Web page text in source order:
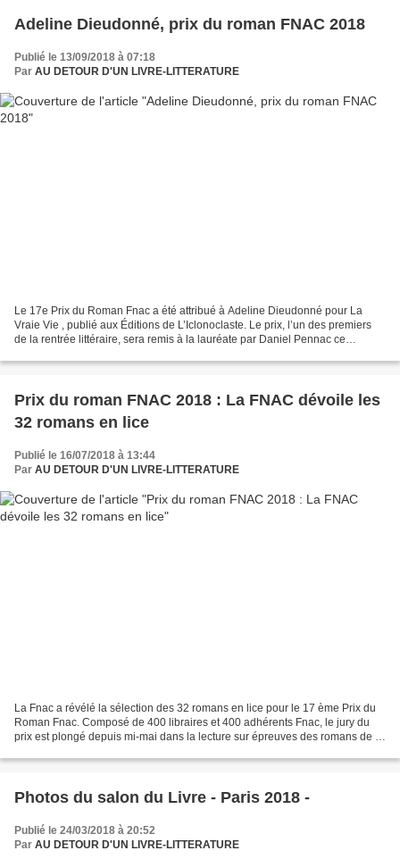
Adeline Dieudonné, prix du roman FNAC 2018
Publié le 13/09/2018 à 07:18
Par AU DETOUR D'UN LIVRE-LITTERATURE
Le 17e Prix du Roman Fnac a été attribué à Adeline Dieudonné pour La
Vraie Vie , publié aux Éditions de L’Iclonoclaste. Le prix, l’un des premiers
de la rentrée littéraire, sera remis à la lauréate par Daniel Pennac ce
Prix du roman FNAC 2018 : La FNAC dévoile les
32 romans en lice
Publié le 16/07/2018 à 13:44
Par AU DETOUR D'UN LIVRE-LITTERATURE
La Fnac a révélé la sélection des 32 romans en lice pour le 17 ème Prix du
Roman Fnac. Composé de 400 libraires et 400 adhérents Fnac, le jury du
prix est plongé depuis mi-mai dans la lecture sur épreuves des romans de la
Photos du salon du Livre - Paris 2018 -
Publié le 24/03/2018 à 20:52
Par AU DETOUR D'UN LIVRE-LITTERATURE